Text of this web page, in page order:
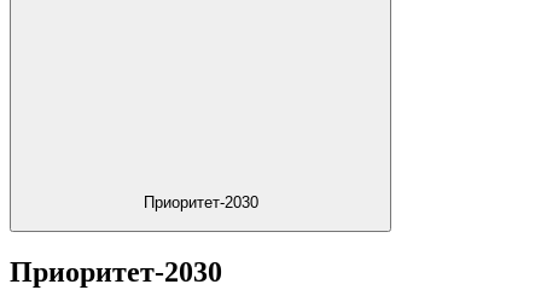
Приоритет-2030
Приоритет-2030